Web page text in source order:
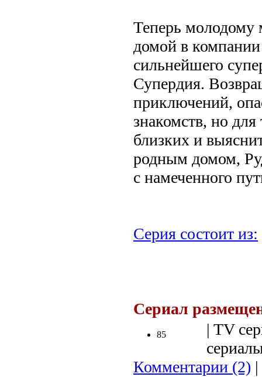
Теперь молодому
домой в
сильнейшего
Супердия.
приключений,
знакомств, но
близких и
родным домом,
с намеченного
Серия состоит из:
Сериал
85
| TV
Комментарии (2) |